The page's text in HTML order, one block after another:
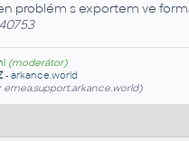
problém s exportem ve
(moderátor)
- arkance.world
emea.support.arkance.world)